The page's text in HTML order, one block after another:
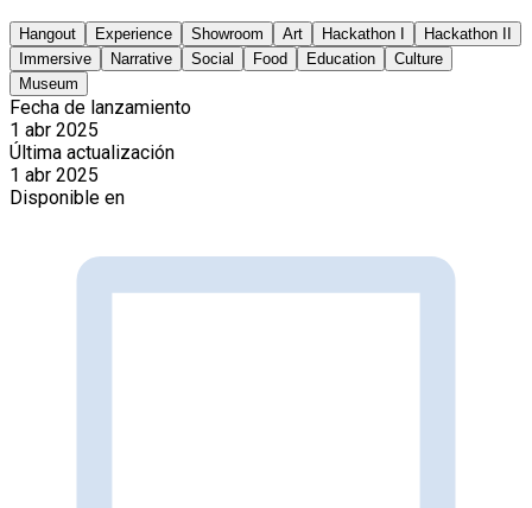
Hangout Experience Showroom Art Hackathon I
Hackathon II
Immersive
Narrative Social Food Education
Culture
Museum
Fecha de lanzamiento
1 abr 2025
Última actualización
1 abr 2025
Disponible en